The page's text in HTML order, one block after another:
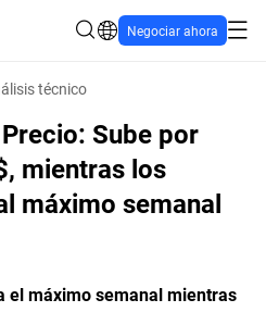
Negociar ahora
técnico
Sube por
mientras los
máximo semanal
el máximo semanal mientras